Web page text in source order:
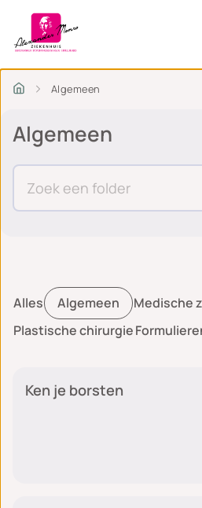
Algemeen
Algemeen
Alles Algemeen Medische
Plastische chirurgie
Ken je borsten